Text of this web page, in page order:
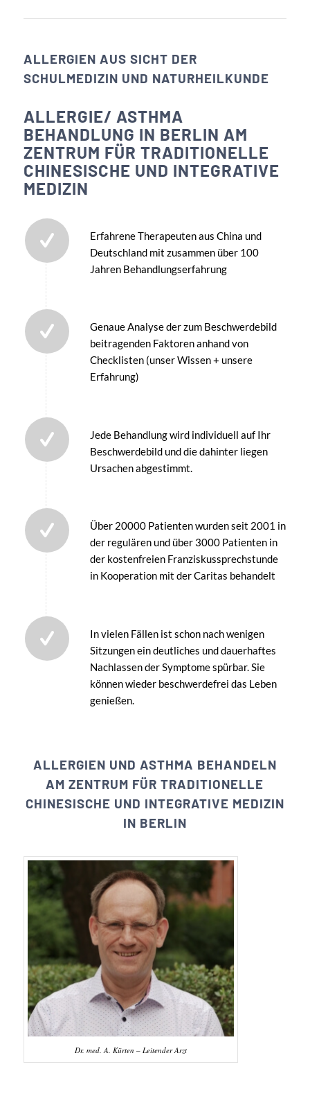
ALLERGIEN AUS SICHT DER
SCHULMEDIZIN UND NATURHEILKUNDE
ALLERGIE/ ASTHMA
BEHANDLUNG IN BERLIN AM
ZENTRUM FÜR TRADITIONELLE
CHINESISCHE UND INTEGRATIVE
MEDIZIN
Erfahrene Therapeuten aus China und
Deutschland mit zusammen über 100
Jahren Behandlungserfahrung
Genaue Analyse der zum Beschwerdebild
beitragenden Faktoren anhand von
Checklisten (unser Wissen + unsere
Erfahrung)
Jede Behandlung wird individuell auf Ihr
Beschwerdebild und die dahinter liegen
Ursachen abgestimmt.
Über 20000 Patienten wurden seit 2001 in
der regulären und über 3000 Patienten in
der kostenfreien Franziskussprechstunde
in Kooperation mit der Caritas behandelt
In vielen Fällen ist schon nach wenigen
Sitzungen ein deutliches und dauerhaftes
Nachlassen der Symptome spürbar. Sie
können wieder beschwerdefrei das Leben
genießen.
ALLERGIEN UND ASTHMA BEHANDELN
AM ZENTRUM FÜR TRADITIONELLE
CHINESISCHE UND INTEGRATIVE MEDIZIN
IN BERLIN
Dr. med. A. Kürten – Leitender Arzt